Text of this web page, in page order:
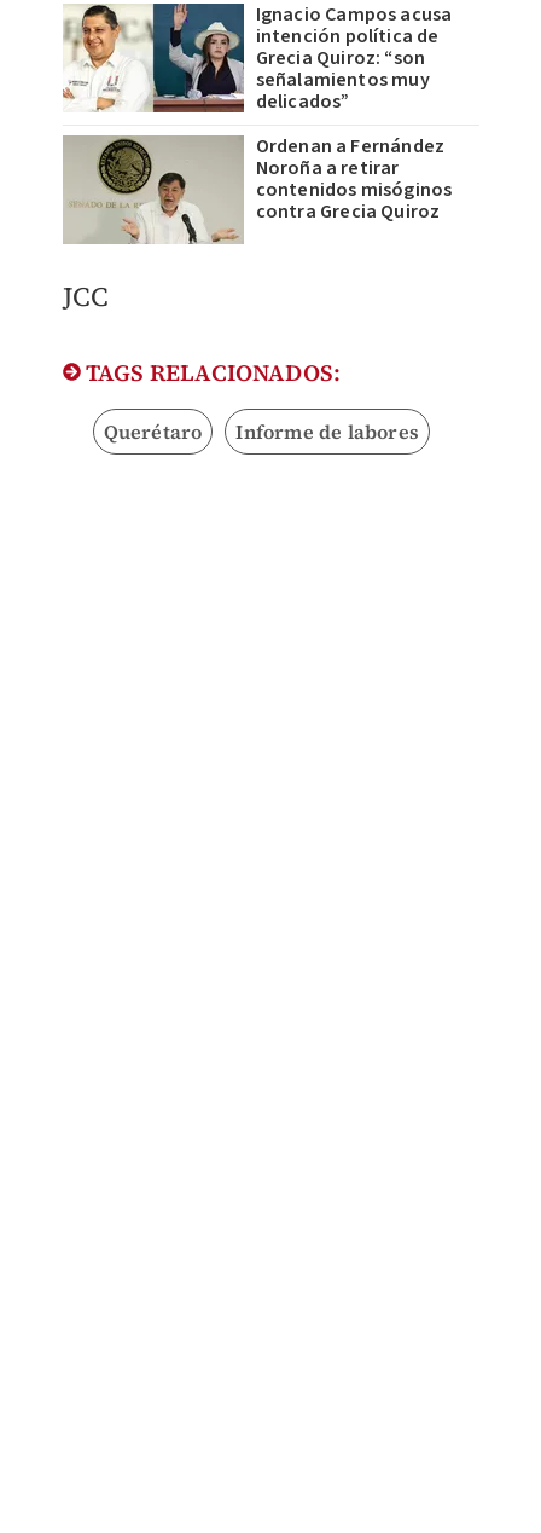
Ignacio Campos acusa
intención política de
Grecia Quiroz: “son
señalamientos muy
delicados”
Ordenan a Fernández
Noroña a retirar
contenidos misóginos
contra Grecia Quiroz
JCC
TAGS RELACIONADOS:
Querétaro Informe de labores